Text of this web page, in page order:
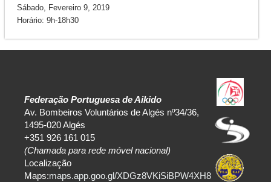
Sábado, Fevereiro 9, 2019
Horário: 9h-18h30
Federação Portuguesa de Aikido
Av. Bombeiros Voluntários de Algés nº34/36,
1495-020 Algés
+351 926 161 015
(Chamada para rede móvel nacional)
Localização
Maps:maps.app.goo.gl/XDGz8VKiSiBPW4XH8